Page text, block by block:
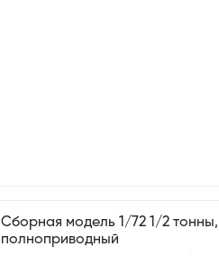
Сборная модель 1/72 1/2 тонны,
полноприводный